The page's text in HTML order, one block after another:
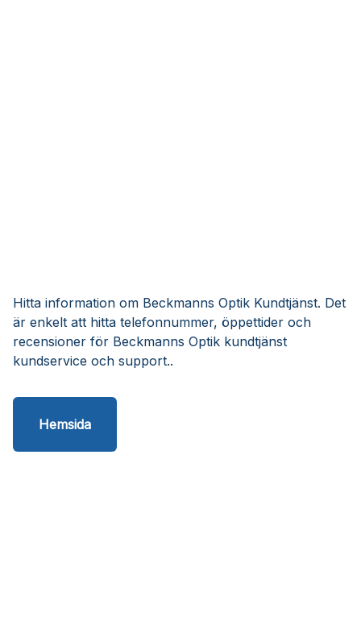
Hitta information om Beckmanns Optik Kundtjänst. Det
är enkelt att hitta telefonnummer, öppettider och
recensioner för Beckmanns Optik kundtjänst
kundservice och support..
Hemsida